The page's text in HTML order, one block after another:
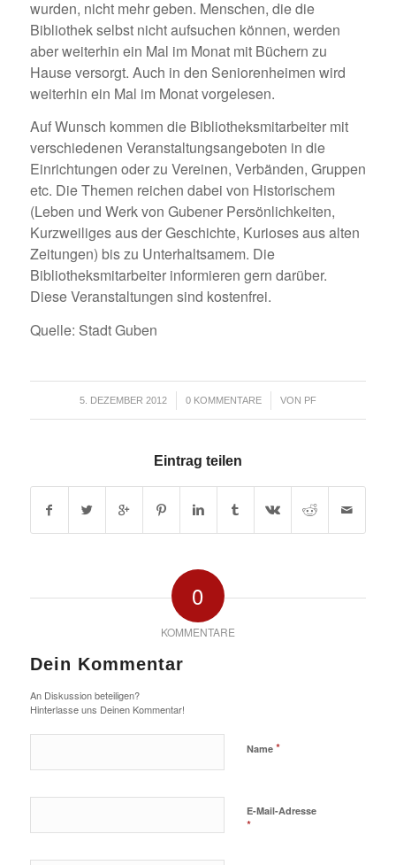
wurden, nicht mehr geben. Menschen, die die
Bibliothek selbst nicht aufsuchen können, werden
aber weiterhin ein Mal im Monat mit Büchern zu
Hause versorgt. Auch in den Seniorenheimen wird
weiterhin ein Mal im Monat vorgelesen.
Auf Wunsch kommen die Bibliotheksmitarbeiter mit
verschiedenen Veranstaltungsangeboten in die
Einrichtungen oder zu Vereinen, Verbänden, Gruppen
etc. Die Themen reichen dabei von Historischem
(Leben und Werk von Gubener Persönlichkeiten,
Kurzweiliges aus der Geschichte, Kurioses aus alten
Zeitungen) bis zu Unterhaltsamem. Die
Bibliotheksmitarbeiter informieren gern darüber.
Diese Veranstaltungen sind kostenfrei.
Quelle: Stadt Guben
5. DEZEMBER 2012
/ 0 KOMMENTARE
/ VON PF
Eintrag teilen
0
KOMMENTARE
Dein Kommentar
An Diskussion beteiligen?
Hinterlasse uns Deinen Kommentar!
Name *
E-Mail-Adresse
*